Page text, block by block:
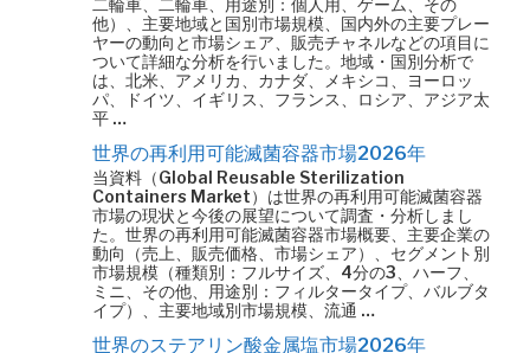
二輪車、二輪車、用途別：個人用、ゲーム、その
他）、主要地域と国別市場規模、国内外の主要プレー
ヤーの動向と市場シェア、販売チャネルなどの項目に
ついて詳細な分析を行いました。地域・国別分析で
は、北米、アメリカ、カナダ、メキシコ、ヨーロッ
パ、ドイツ、イギリス、フランス、ロシア、アジア太
平 …
世界の再利用可能滅菌容器市場2026年
当資料（Global Reusable Sterilization
Containers Market）は世界の再利用可能滅菌容器
市場の現状と今後の展望について調査・分析しまし
た。世界の再利用可能滅菌容器市場概要、主要企業の
動向（売上、販売価格、市場シェア）、セグメント別
市場規模（種類別：フルサイズ、4分の3、ハーフ、
ミニ、その他、用途別：フィルタータイプ、バルブタ
イプ）、主要地域別市場規模、流通 …
世界のステアリン酸金属塩市場2026年